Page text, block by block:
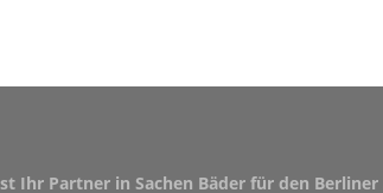
Ihr Partner in Sachen Bäder für den Berliner